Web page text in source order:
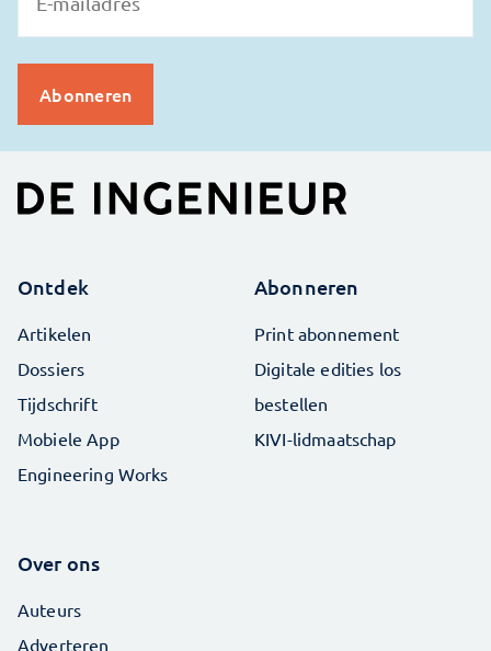
Ontdek
Artikelen
Dossiers
Tijdschrift
Mobiele App
Engineering Works
Abonneren
Print abonnement
Digitale edities los
bestellen
KIVI-lidmaatschap
Over ons
Auteurs
Adverteren